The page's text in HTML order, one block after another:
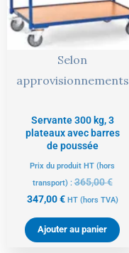
Selon
approvisionnements
Servante 300 kg, 3
plateaux avec barres
de poussée
Prix du produit HT (hors
transport) :365,00€
347,00€ HT (hors TVA)
Ajouter au panier